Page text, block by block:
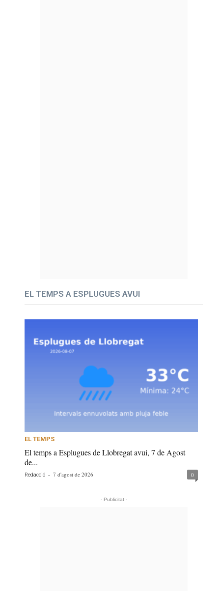
EL TEMPS A ESPLUGUES AVUI
EL TEMPS
El temps a Esplugues de Llobregat avui, 7 de Agost
de...
Redacció - 7 d'agost de 2026 0
- Publicitat -